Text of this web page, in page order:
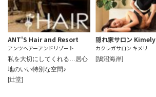
ANT'S Hair and Resort
アンツヘアーアンドリゾート
私を大切にしてくれる…居心
地のいい特別な空間♪
[辻堂]
隠れ家サロン Kimely
カクレガサロン キメリ
[鵠沼海岸]